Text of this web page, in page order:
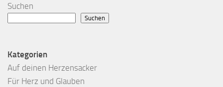
Suchen
Suchen
Kategorien
Auf deinen Herzensacker
Für Herz und Glauben